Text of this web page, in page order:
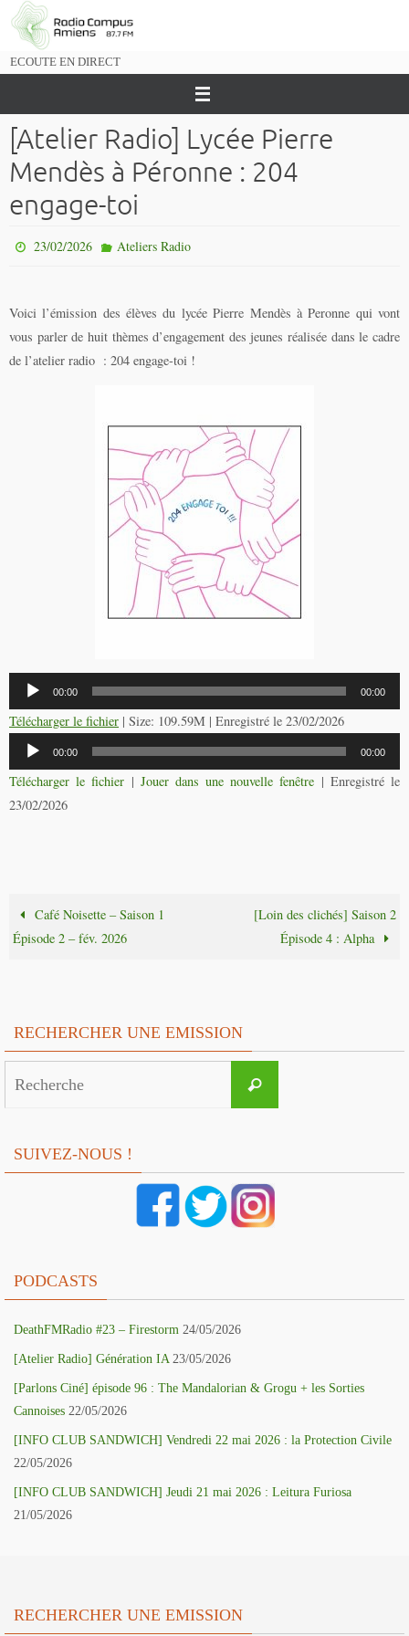
Passer
vers
ECOUTE EN DIRECT
[Atelier Radio] Lycée Pierre
Mendès à Péronne : 204
engage-toi
23/02/2026 Ateliers Radio
Voici l’émission des élèves du lycée Pierre Mendès à Peronne qui vont
vous parler de huit thèmes d’engagement des jeunes réalisée dans le cadre
de l’atelier radio : 204 engage-toi !
Lecteur
audio
00:00 00:00
Télécharger le fichier | Size: 109.59M | Enregistré le 23/02/2026
Lecteur
audio
00:00 00:00
Télécharger le fichier | Jouer dans une nouvelle fenêtre | Enregistré le
23/02/2026
Café Noisette – Saison 1
Épisode 2 – fév. 2026
[Loin des clichés] Saison 2
Épisode 4 : Alpha
RECHERCHER UNE EMISSION
Recherche
SUIVEZ-NOUS !
PODCASTS
DeathFMRadio #23 – Firestorm 24/05/2026
[Atelier Radio] Génération IA 23/05/2026
[Parlons Ciné] épisode 96 : The Mandalorian & Grogu + les Sorties
Cannoises 22/05/2026
[INFO CLUB SANDWICH] Vendredi 22 mai 2026 : la Protection Civile
22/05/2026
[INFO CLUB SANDWICH] Jeudi 21 mai 2026 : Leitura Furiosa
21/05/2026
RECHERCHER UNE EMISSION